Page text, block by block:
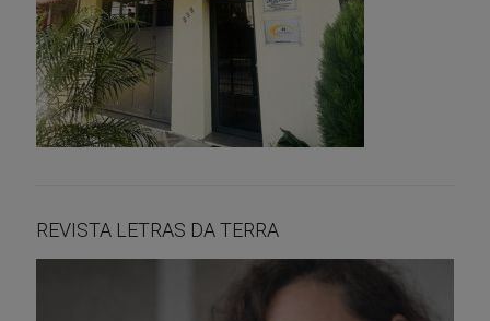
REVISTA LETRAS DA TERRA